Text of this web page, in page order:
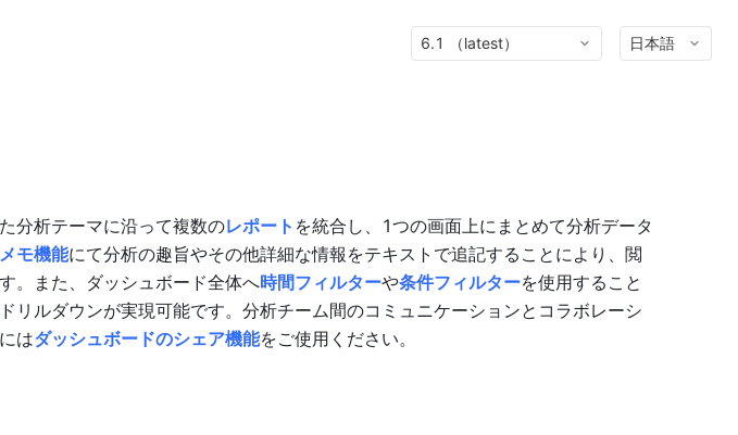
6.1 （latest） 日本語
分析テーマに沿って複数のレポート を統合し、1つの画面上にまとめて分析データ
メモ機能にて分析の趣旨やその他詳細な情報をテキストで追記することにより、閲
。また、ダッシュボード全体へ時間フィルターや条件フィルターを使用すること
リルダウンが実現可能です。分析チーム間のコミュニケーションとコラボレーシ
はダッシュボードのシェア機能をご使用ください。